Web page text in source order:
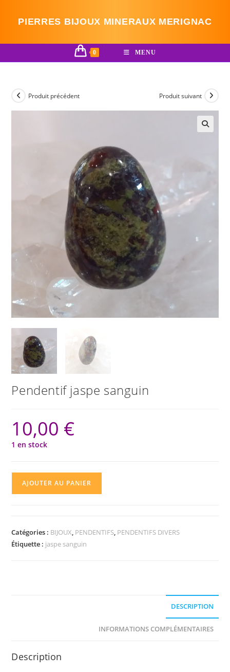
PIERRES BIJOUX MINERAUX MERIGNAC
0 MENU
Produit précédent Produit suivant
Pendentif jaspe sanguin
10,00 €
1 en stock
sanguin
AJOUTER AU PANIER
Catégories : BIJOUX, PENDENTIFS, PENDENTIFS DIVERS
Étiquette : jaspe sanguin
DESCRIPTION
INFORMATIONS COMPLÉMENTAIRES
Description